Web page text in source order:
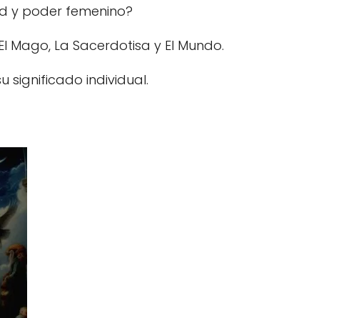
y poder femenino?
La Sacerdotisa y El Mundo.
significado individual.